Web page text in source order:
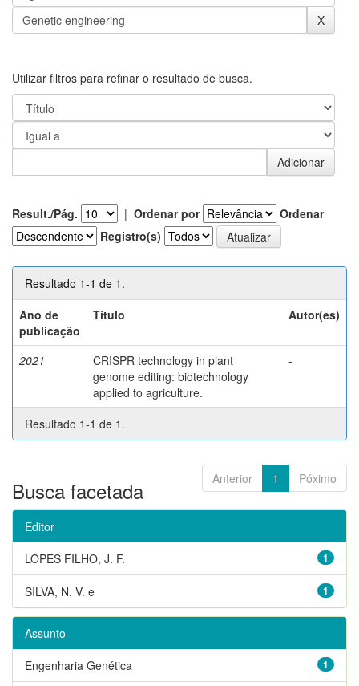
Utilizar filtros para refinar o resultado de busca.
Result./Pág. | Ordenar por
Ordenar
Registro(s)
Resultado 1-1 de 1.
Ano de
publicação
Título Autor(es)
2021
CRISPR technology in plant
genome editing: biotechnology
applied to agriculture.
-
Resultado 1-1 de 1.
Anterior 1 Póximo
Busca facetada
Editor
1
LOPES FILHO, J. F.
1
SILVA, N. V. e
Assunto
1
Engenharia Genética